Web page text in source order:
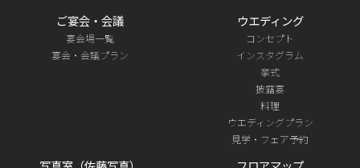
ご宴会・会議
宴会場一覧
宴会・会議プラン
ウエディング
コンセプト
インスタグラム
挙式
披露宴
料理
ウエディングプラン
見学・フェア予約